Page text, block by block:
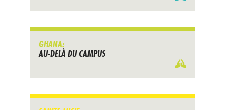
GHANA:
AU-DELÀ DU CAMPUS